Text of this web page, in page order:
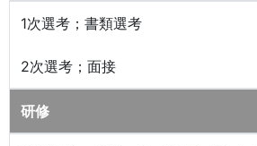
1次選考；書類選考
2次選考；面接
研修